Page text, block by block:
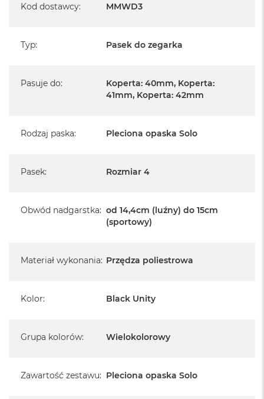
Kod dostawcy: MMWD3
Typ: Pasek do zegarka
Pasuje do:
Koperta: 40mm, Koperta:
41mm, Koperta: 42mm
Rodzaj paska: Pleciona opaska Solo
Pasek: Rozmiar 4
Obwód nadgarstka: od 14,4cm (luźny) do 15cm
(sportowy)
Materiał wykonania: Przędza poliestrowa
Kolor: Black Unity
Grupa kolorów: Wielokolorowy
Zawartość zestawu: Pleciona opaska Solo